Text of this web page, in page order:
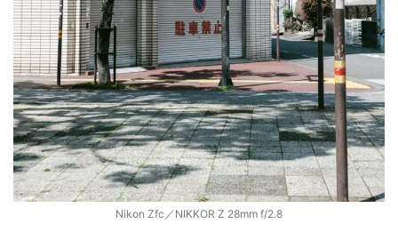
Nikon Zfc／NIKKOR Z 28mm f/2.8